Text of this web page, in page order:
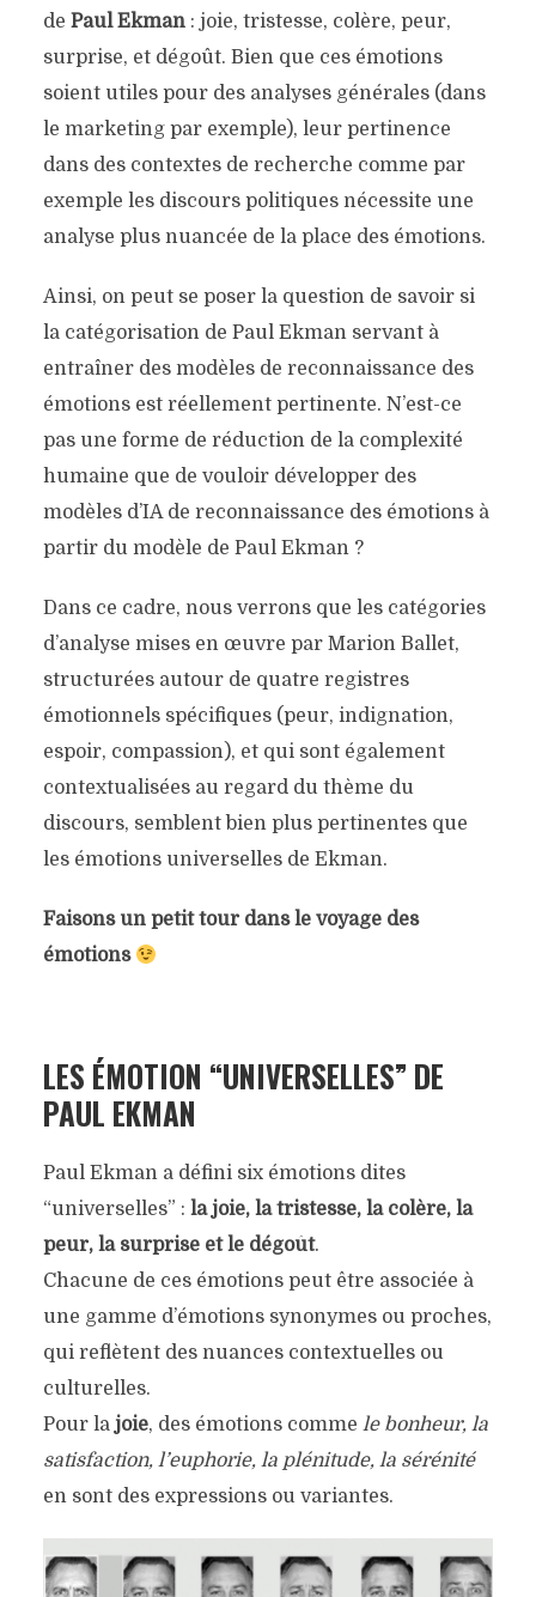
de Paul Ekman: joie, tristesse, colère, peur,
surprise, et dégoût. Bien que ces émotions
soient utiles pour des analyses générales (dans
le marketing par exemple), leur pertinence
dans des contextes de recherche comme par
exemple les discours politiques nécessite une
analyse plus nuancée de la place des émotions.
Ainsi, on peut se poser la question de savoir si
la catégorisation de Paul Ekman servant à
entraîner des modèles de reconnaissance des
émotions est réellement pertinente. N’est-ce
pas une forme de réduction de la complexité
humaine que de vouloir développer des
modèles d’IA de reconnaissance des émotions à
partir du modèle de Paul Ekman ?
Dans ce cadre, nous verrons que les catégories
d’analyse mises en œuvre par Marion Ballet,
structurées autour de quatre registres
émotionnels spécifiques (peur, indignation,
espoir, compassion), et qui sont également
contextualisées au regard du thème du
discours, semblent bien plus pertinentes que
les émotions universelles de Ekman.
Faisons un petit tour dans le voyage des
émotions
LES ÉMOTION “UNIVERSELLES” DE
PAUL EKMAN
Paul Ekman a défini six émotions dites
“universelles” : la joie, la tristesse, la colère, la
peur, la surprise et le dégoût.
Chacune de ces émotions peut être associée à
une gamme d’émotions synonymes ou proches,
qui reflètent des nuances contextuelles ou
culturelles.
Pour la joie, des émotions comme le bonheur, la
satisfaction, l’euphorie, la plénitude, la sérénité
en sont des expressions ou variantes.